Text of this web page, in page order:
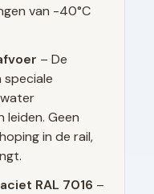
van -40°C
– De
speciale
Geen
in de rail,
RAL 7016 –